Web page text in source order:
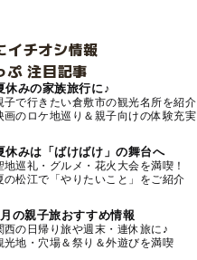
イチオシ情報
ぷ 注目記事
休みの家族旅行に♪
子で行きたい倉敷市の観光名所を紹介
画のロケ地巡り＆親子向けの体験充実
休みは「ばけばけ」の舞台へ
地巡礼・グルメ・花火大会を満喫！
の松江で「やりたいこと」をご紹介
の親子旅おすすめ情報
西の日帰り旅や週末・連休旅に♪
光地・穴場＆祭り＆外遊びを満喫